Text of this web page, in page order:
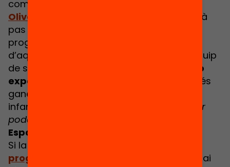
comptarem amb l’expertesa del
Olivella
, qui ens guiarà
pas a pas en aquesta aventura de
programació creativa. Segur que després
d’aquest taller voldràs unir-te al nostre equip
de super-voluntàries! Recorda,
no cal cap
experiència prèvia en tecnologies
, només
ganes d’acompanyar educativament als
infants! (
Ep! Recorda portar un portàtil per
poder fer les activitats.
Espai IMPULSA
Si la teva motivació és
programa al teu territori
, aquest és l’espai